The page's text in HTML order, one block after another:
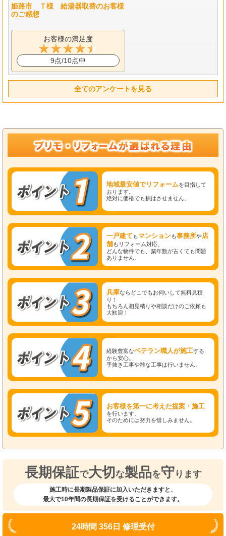
姫路市 Ｔ様 給湯器取替のお客様
のご感想
お客様の満足度
9点/10点中
全てのアンケートを見る
地域最安値でリフォームを目指して
おります。
絶対に価格でも損はさせません。
一戸建て もマンションも事務所や店
舗もリフォーム対応。
どんな物件でも、築年数が古くても問題
ありません。
兵庫ならどこでもお伺いして無料見積
り！
もちろん相見積りや相談だけのご依頼も
大歓迎！
経験豊富なベテラン職人が施工する
から安心。
手抜き工事や雑な工事は行いません。
お客様を第一に考えた提案・施工
を行います。
そのためには努力を惜しみません。
長期保証で大切 な製品を守 ります
施工時に長期製品保証に加入いただきますと、
最大で10年間の長期保証を受けることができます。
24時間 356日 修理受付